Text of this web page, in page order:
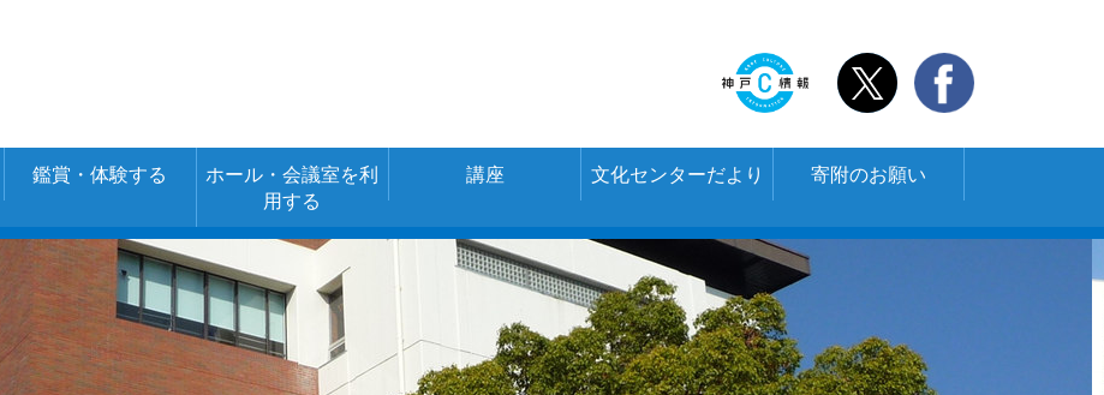
鑑賞・体験する
ホール・会議室を利
用する
空き室情報・ご
予約
（あじさいネッ
ト）
施設の使用料金
講座 文化センターだより 寄附のお願い